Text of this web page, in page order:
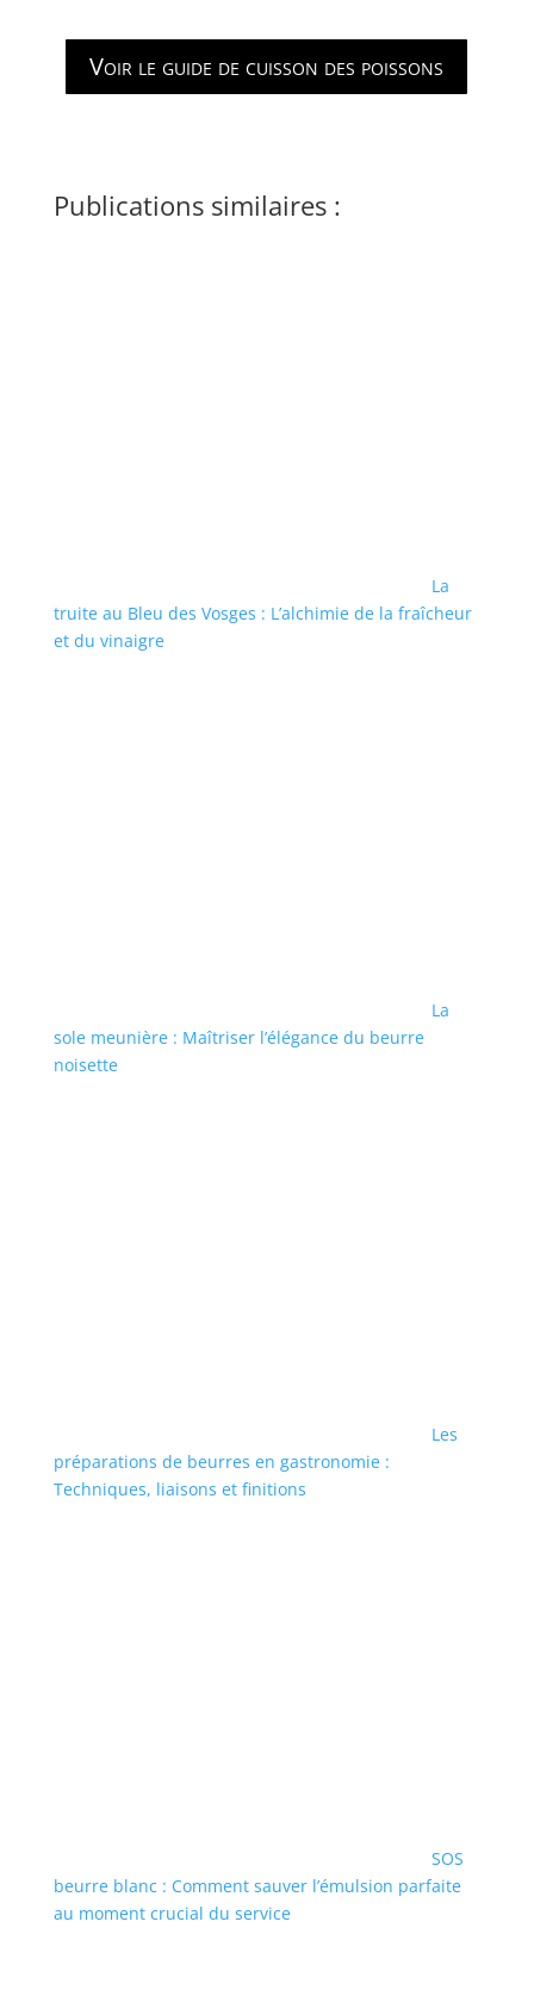
Voir le guide de cuisson des poissons
Publications similaires :
La
truite au Bleu des Vosges : L’alchimie de la fraîcheur
et du vinaigre
La
sole meunière : Maîtriser l’élégance du beurre
noisette
Les
préparations de beurres en gastronomie :
Techniques, liaisons et finitions
SOS
beurre blanc : Comment sauver l’émulsion parfaite
au moment crucial du service